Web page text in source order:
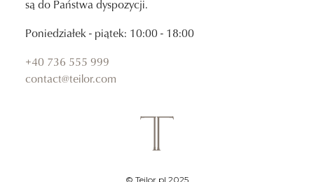
są do Państwa dyspozycji.
Poniedziałek - piątek: 10:00 - 18:00
+40 736 555 999
contact@teilor.com
© Teilor.pl 2025